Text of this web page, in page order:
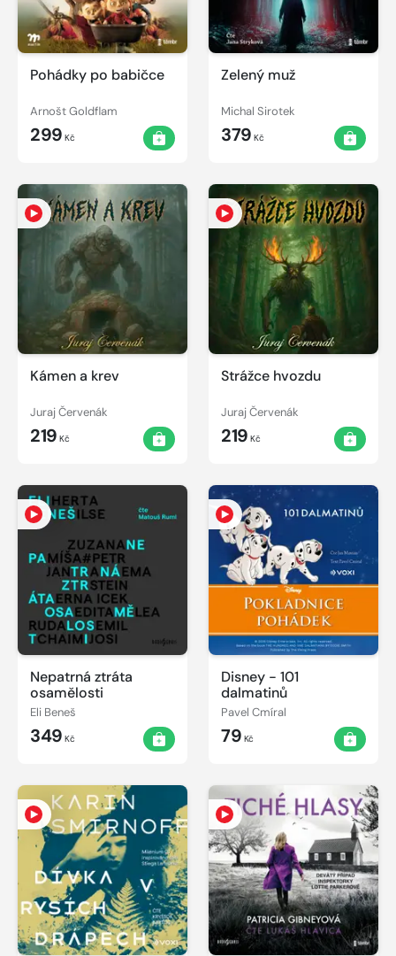
Pohádky po babičce
Arnošt Goldflam
299 Kč
Zelený muž
Michal Sirotek
379 Kč
Kámen a krev
Juraj Červenák
219 Kč
Strážce hvozdu
Juraj Červenák
219 Kč
Nepatrná ztráta
osamělosti
Eli Beneš
349 Kč
Disney - 101
dalmatinů
Pavel Cmíral
79 Kč